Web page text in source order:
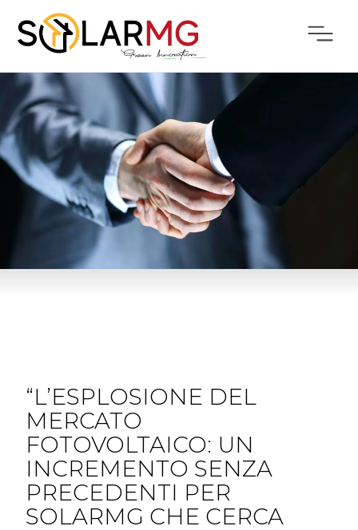
“L’ESPLOSIONE DEL
MERCATO
FOTOVOLTAICO: UN
INCREMENTO SENZA
PRECEDENTI PER
SOLARMG CHE CERCA